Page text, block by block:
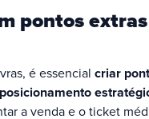
pontos
é essencial criar
a venda e o ticket